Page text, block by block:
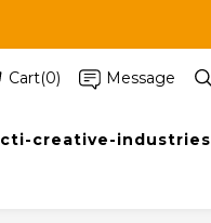
Cart(0) Message
cti-creative-industries